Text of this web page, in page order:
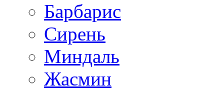
Барбарис
Сирень
Миндаль
Жасмин